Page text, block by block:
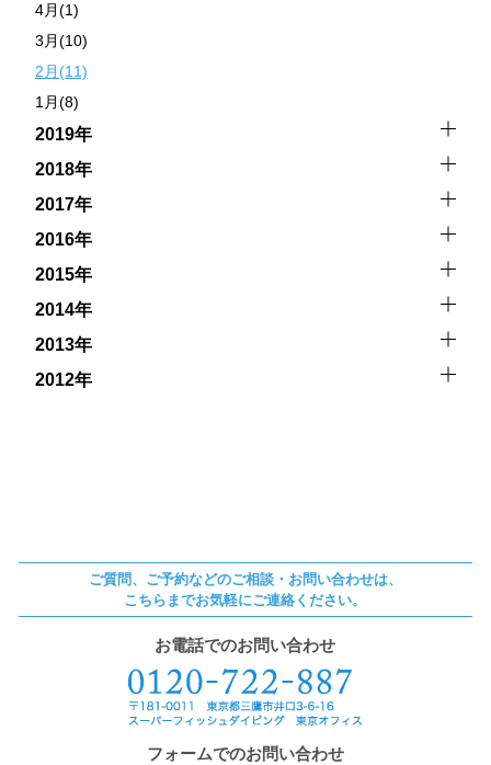
4月(1)
3月(10)
2月(11)
1月(8)
2019年
2018年
2017年
2016年
2015年
2014年
2013年
2012年
ご質問、ご予約などのご相談・お問い合わせは、
こちらまでお気軽にご連絡ください。
お電話でのお問い合わせ
フォームでのお問い合わせ